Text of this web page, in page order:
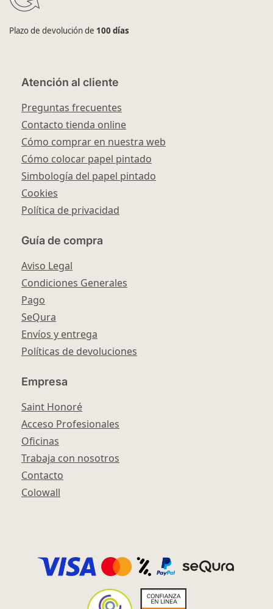
Plazo de devolución de 100 días
Atención al cliente
Preguntas frecuentes
Contacto tienda online
Cómo comprar en nuestra web
Cómo colocar papel pintado
Simbología del papel pintado
Cookies
Política de privacidad
Guía de compra
Aviso Legal
Condiciones Generales
Pago
SeQura
Envíos y entrega
Políticas de devoluciones
Empresa
Saint Honoré
Acceso Profesionales
Oficinas
Trabaja con nosotros
Contacto
Colowall